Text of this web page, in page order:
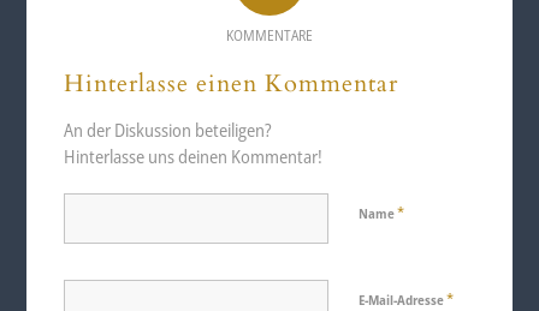
KOMMENTARE
Hinterlasse einen Kommentar
An der Diskussion beteiligen?
Hinterlasse uns deinen Kommentar!
Name*
E-Mail-Adresse*